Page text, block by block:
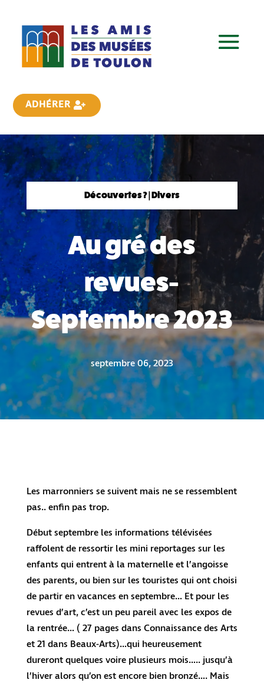
ADHÉRER
Découvertes ? | Divers
Au gré des
revues-
Septembre 2023
septembre 06, 2023
Les marronniers se suivent mais ne se ressemblent
pas.. enfin pas trop.
Début septembre les informations télévisées
raffolent de ressortir les mini reportages sur les
enfants qui entrent à la maternelle et l’angoisse
des parents, ou bien sur les touristes qui ont choisi
de partir en vacances en septembre… Et pour les
revues d’art, c’est un peu pareil avec les expos de
la rentrée… ( 27 pages dans Connaissance des Arts
et 21 dans Beaux-Arts)…qui heureusement
dureront quelques voire plusieurs mois….. jusqu’à
l’hiver alors qu’on est encore bien bronzé…. Mais